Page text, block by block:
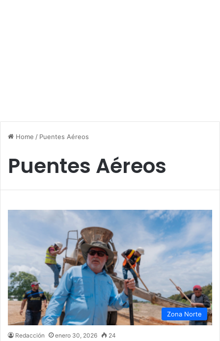
Home / Puentes Aéreos
Puentes Aéreos
Zona Norte
Redacción enero 30, 2026 24